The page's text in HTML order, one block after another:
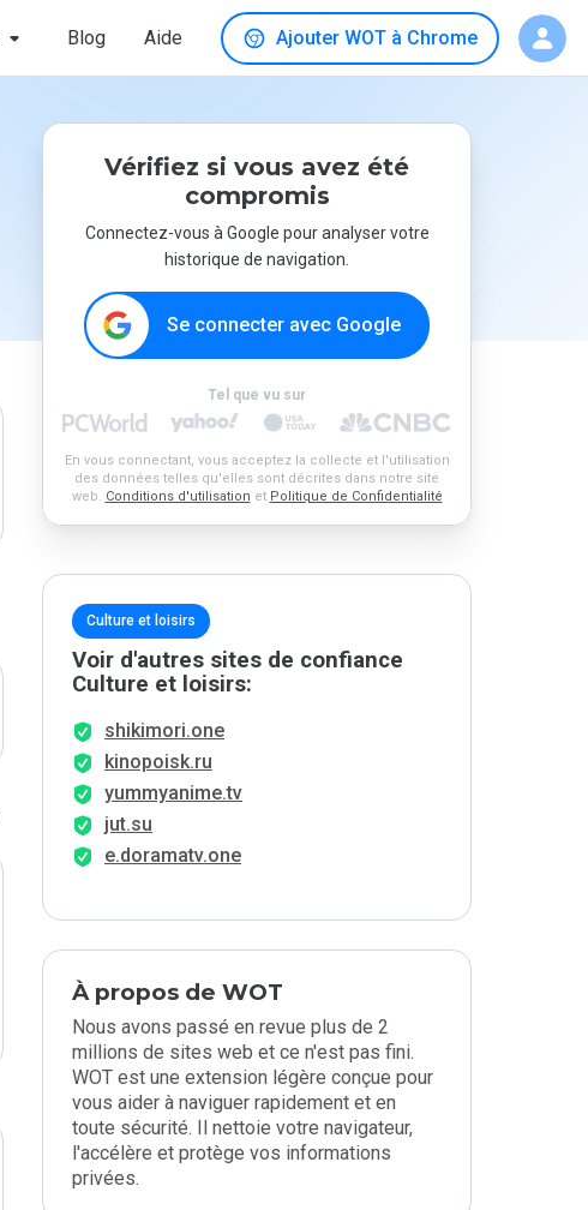
Blog Aide Ajouter WOT à Chrome
Vérifiez si vous avez été
compromis
Connectez-vous à Google pour analyser votre
historique de navigation.
Se connecter avec Google
Tel que vu sur
En vous connectant, vous acceptez la collecte et l'utilisation
des données telles qu'elles sont décrites dans notre site
web. Conditions d'utilisation et Politique de Confidentialité
Culture et loisirs
Voir d'autres sites de confiance
Culture et loisirs:
shikimori.one
kinopoisk.ru
yummyanime.tv
jut.su
e.doramatv.one
À propos de WOT
Nous avons passé en revue plus de 2
millions de sites web et ce n'est pas fini.
WOT est une extension légère conçue pour
vous aider à naviguer rapidement et en
toute sécurité. Il nettoie votre navigateur,
l'accélère et protège vos informations
privées.